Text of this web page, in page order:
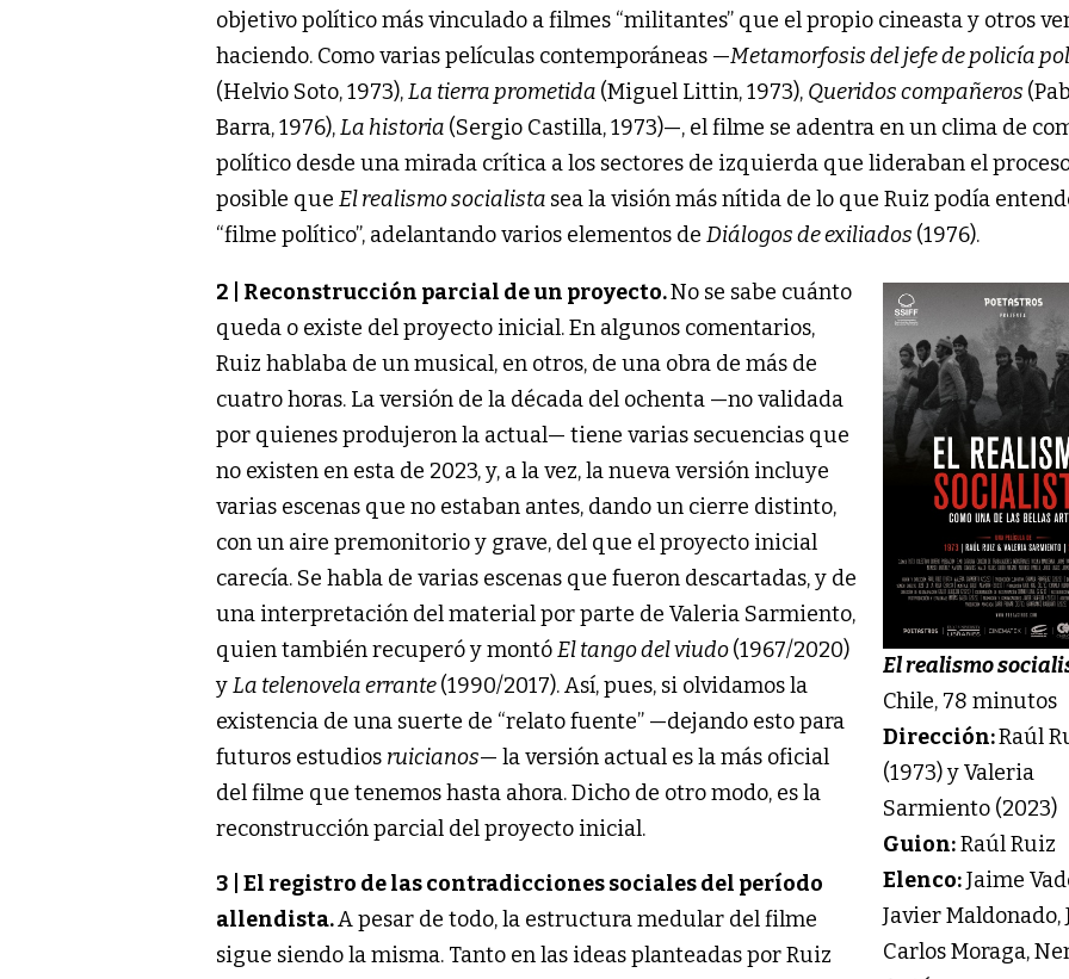
objetivo político más vinculado a filmes “militantes” que el propio cineasta y otros
haciendo. Como varias películas contemporáneas —Metamorfosis del jefe de policía
(Helvio Soto, 1973),La tierra prometida (Miguel Littin, 1973), Queridos compañeros
Barra, 1976),La historia (Sergio Castilla, 1973)—, el filme se adentra en un clima de
político desde una mirada crítica a los sectores de izquierda que lideraban el
posible que El realismo socialista sea la visión más nítida de lo que Ruiz podía
“filme político”, adelantando varios elementos de Diálogos de exiliados (1976).
El realismo
Chile, 78 minutos
Dirección:Raúl
(1973) y Valeria
Sarmiento (2023)
Guion:Raúl Ruiz
Elenco:Jaime
Javier Maldonado,
Carlos Moraga,
2 | Reconstrucción parcial de un proyecto.No se sabe cuánto
queda o existe del proyecto inicial. En algunos comentarios,
Ruiz hablaba de un musical, en otros, de una obra de más de
cuatro horas. La versión de la década del ochenta —no validada
por quienes produjeron la actual— tiene varias secuencias que
no existen en esta de 2023, y, a la vez, la nueva versión incluye
varias escenas que no estaban antes, dando un cierre distinto,
con un aire premonitorio y grave, del que el proyecto inicial
carecía. Se habla de varias escenas que fueron descartadas, y de
una interpretación del material por parte de Valeria Sarmiento,
quien también recuperó y montóEl tango del viudo(1967/2020)
yLa telenovela errante(1990/2017). Así, pues, si olvidamos la
existencia de una suerte de “relato fuente” —dejando esto para
futuros estudios ruicianos— la versión actual es la más oficial
del filme que tenemos hasta ahora. Dicho de otro modo, es la
reconstrucción parcial del proyecto inicial.
3 | El registro de las contradicciones sociales del período
allendista.A pesar de todo, la estructura medular del filme
sigue siendo la misma. Tanto en las ideas planteadas por Ruiz